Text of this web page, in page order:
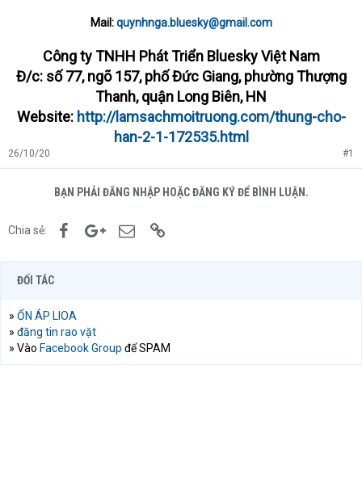
Mail:quynhnga.bluesky@gmail.com
Công ty TNHH Phát Triển Bluesky Việt Nam
Đ/c: số 77, ngõ 157, phố Đức Giang, phường Thượng
Thanh, quận Long Biên, HN
Website: http://lamsachmoitruong.com/thung-cho-
han-2-1-172535.html
26/10/20 #1
BẠN PHẢI ĐĂNG NHẬP HOẶC ĐĂNG KÝ ĐỂ BÌNH LUẬN.
Chia sẻ: FacebookGoogle+Email
ĐỐI TÁC
» ỔN ÁP LIOA
» đăng tin rao vặt
» Vào Facebook Group để SPAM